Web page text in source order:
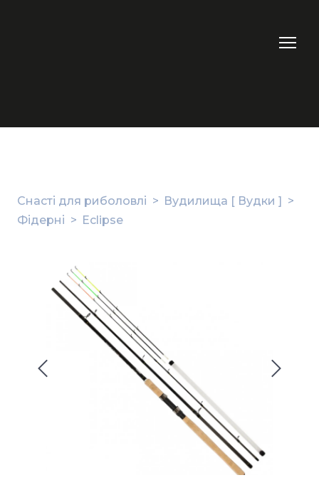
Снасті для риболовлі
Вудилища [ Вудки ]
Фідерні
Eclipse